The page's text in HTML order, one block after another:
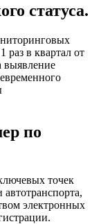
статуса.
раз в квартал от
выявление
по
точек
электронных